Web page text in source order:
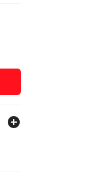
add_circle